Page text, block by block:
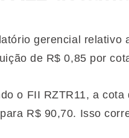
gerencial relativo
de R$ 0,85 por
o FII RZTR11, a
R$ 90,70. Isso